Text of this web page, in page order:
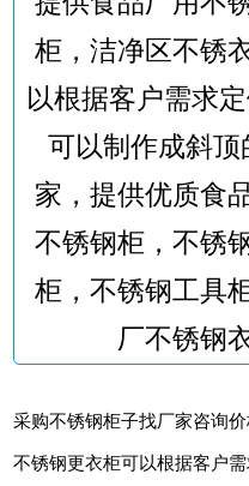
柜，洁净区不锈
以根据客户需求
可以制作成斜
家，提供优质食
不锈钢柜，不锈
柜，不锈钢工具
厂不锈钢
采购不锈钢柜子找厂家咨询
不锈钢更衣柜可以根据客户